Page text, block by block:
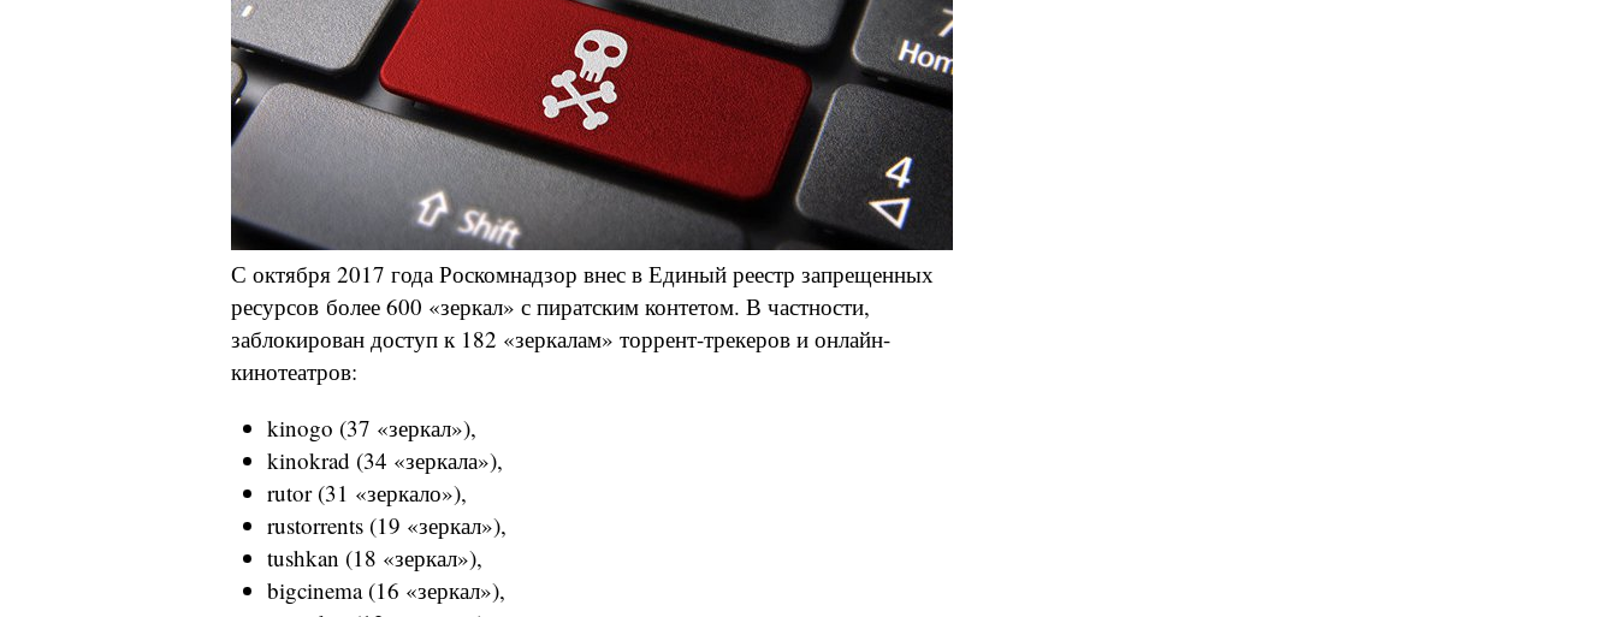
С октября 2017 года Роскомнадзор внес в Единый реестр запрещенных
ресурсов более 600 «зеркал» с пиратским контетом. В частности,
заблокирован доступ к 182 «зеркалам» торрент-трекеров и онлайн-
кинотеатров:
kinogo (37 «зеркал»),
kinokrad (34 «зеркала»),
rutor (31 «зеркало»),
rustorrents (19 «зеркал»),
tushkan (18 «зеркал»),
bigcinema (16 «зеркал»),